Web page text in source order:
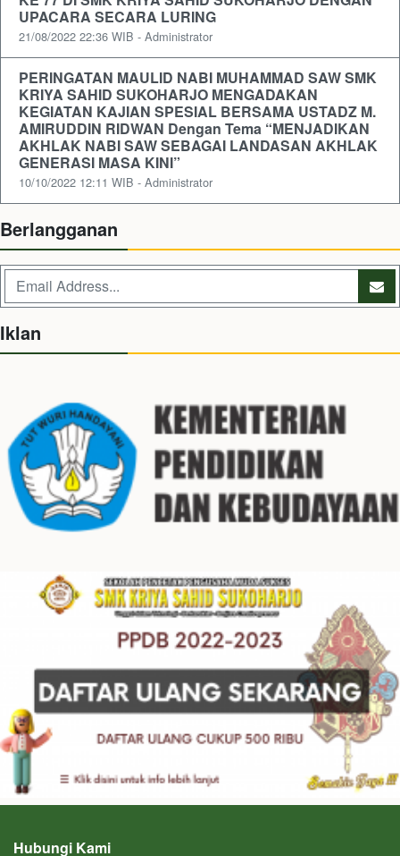
UPACARA SECARA LURING
21/08/2022 22:36 WIB - Administrator
PERINGATAN MAULID NABI MUHAMMAD SAW SMK
KRIYA SAHID SUKOHARJO MENGADAKAN
KEGIATAN KAJIAN SPESIAL BERSAMA USTADZ M.
AMIRUDDIN RIDWAN Dengan Tema “MENJADIKAN
AKHLAK NABI SAW SEBAGAI LANDASAN AKHLAK
GENERASI MASA KINI”
10/10/2022 12:11 WIB - Administrator
Berlangganan
Iklan
Hubungi Kami